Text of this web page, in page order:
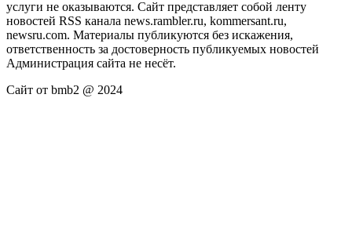
услуги не оказываются. Сайт представляет собой ленту
новостей RSS канала news.rambler.ru, kommersant.ru,
newsru.com. Материалы публикуются без искажения,
ответственность за достоверность публикуемых новостей
Администрация сайта не несёт.
Сайт от bmb2 @ 2024